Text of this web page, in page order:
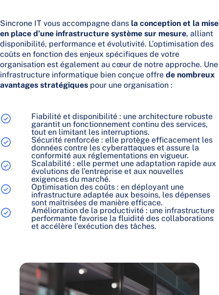
Sincrone IT vous accompagne dans la conception et la mise
en place d’une infrastructure système sur mesure, alliant
disponibilité, performance et évolutivité. L’optimisation des
coûts en fonction des enjeux spécifiques de votre
organisation est également au cœur de notre approche. Une
infrastructure informatique bien conçue offre de nombreux
avantages stratégiques pour une organisation :
Fiabilité et disponibilité : une architecture robuste
garantit un fonctionnement continu des services,
tout en limitant les interruptions.
Sécurité renforcée : elle protège efficacement les
données contre les cyberattaques et assure la
conformité aux réglementations en vigueur.
Scalabilité : elle permet une adaptation rapide aux
évolutions de l’entreprise et aux nouvelles
exigences du marché.
Optimisation des coûts : en déployant une
infrastructure adaptée aux besoins, les dépenses
sont maîtrisées de manière efficace.
Amélioration de la productivité : une infrastructure
performante favorise la fluidité des collaborations
et accélère l’exécution des tâches.